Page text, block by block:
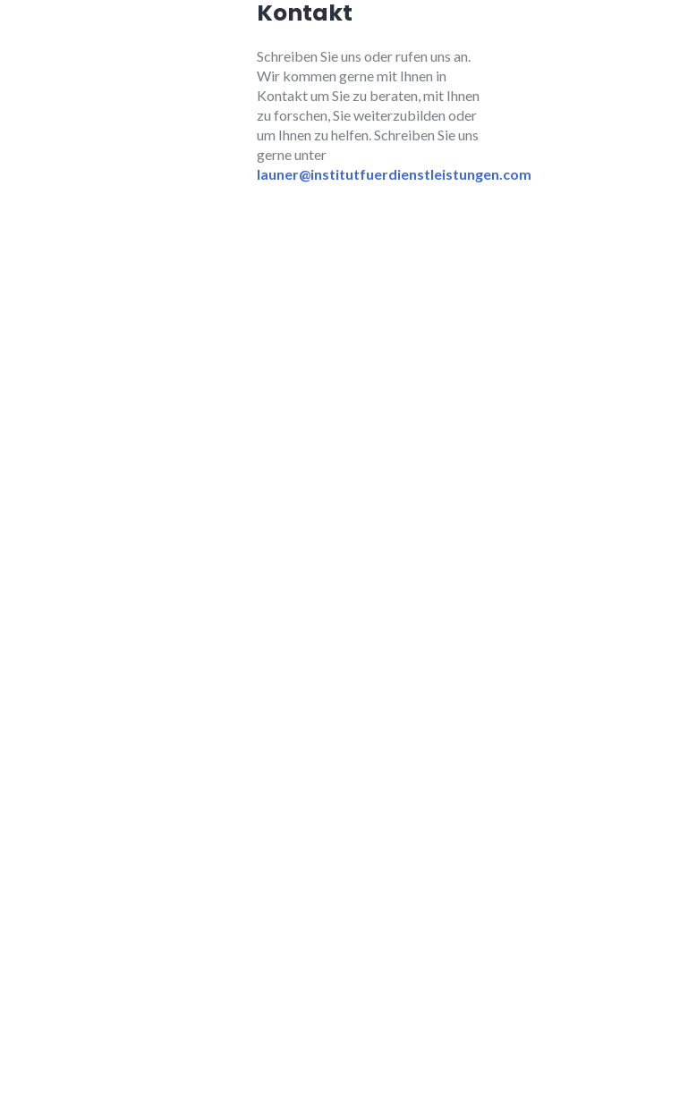
Kontakt
Schreiben Sie uns oder rufen uns an.
Wir kommen gerne mit Ihnen in
Kontakt um Sie zu beraten, mit Ihnen
zu forschen, Sie weiterzubilden oder
um Ihnen zu helfen. Schreiben Sie uns
gerne unter
launer@institutfuerdienstleistungen.com